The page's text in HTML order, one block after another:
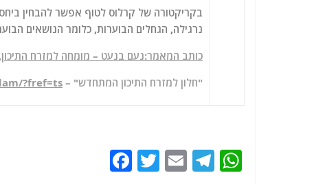
בקריקטורה של קרלוס לטוף אפשר להבחין
נרגילה, הגחלים הבוערות, כלומר הנושאים
כותב המאמר:נעם בנעט – מומחה למזרח
"חלון למזרח התיכון המתחדש" – ?fref=ts
W
T
E
T